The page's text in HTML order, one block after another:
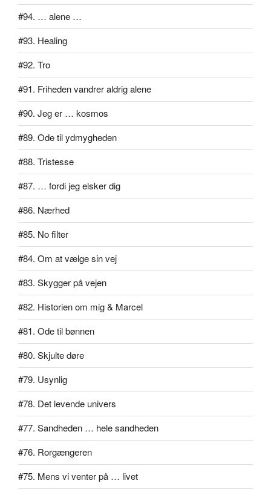
#94. … alene …
#93. Healing
#92. Tro
#91. Friheden vandrer aldrig alene
#90. Jeg er … kosmos
#89. Ode til ydmygheden
#88. Tristesse
#87. … fordi jeg elsker dig
#86. Nærhed
#85. No filter
#84. Om at vælge sin vej
#83. Skygger på vejen
#82. Historien om mig & Marcel
#81. Ode til bønnen
#80. Skjulte døre
#79. Usynlig
#78. Det levende univers
#77. Sandheden … hele sandheden
#76. Rorgængeren
#75. Mens vi venter på … livet